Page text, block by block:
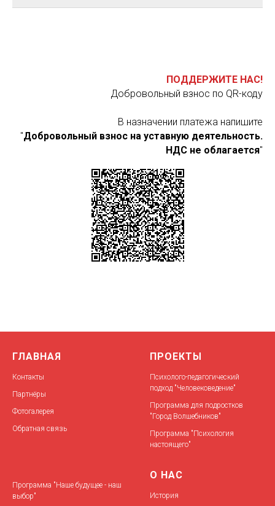
ПОДДЕРЖИТЕ НАС!
Добровольный взнос по QR-коду
В назначении платежа напишите
"Добровольный взнос на уставную деятельность.
НДС не облагается"
ГЛАВНАЯ
Контакты
Партнёры
Фотогалерея
Обратная связь
ПРОЕКТЫ
Психолого-педагогический
подход "Человековедение"
Программа для подростков
"Город Волшебников"
Программа "Психология
настоящего"
Программа "Наше будущее - наш
выбор"
О НАС
История